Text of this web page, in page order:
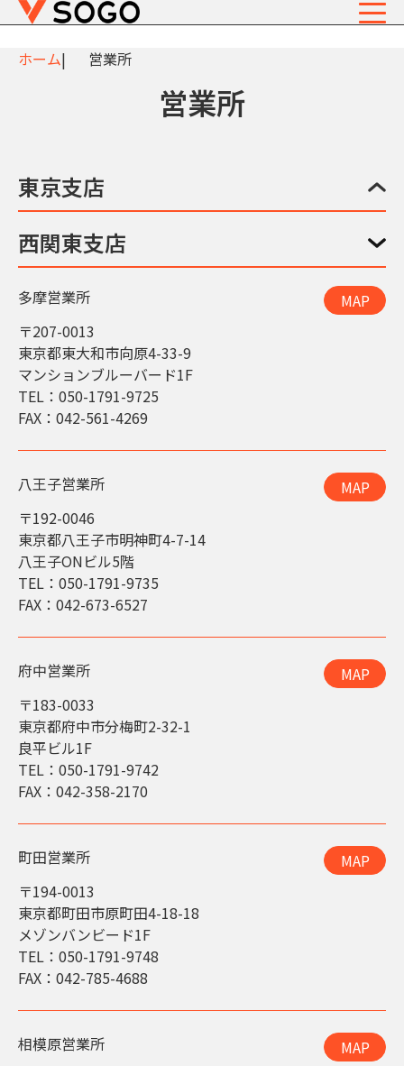
ホーム 営業所
営業所
東京支店
西関東支店
多摩営業所
MAP
〒207-0013
東京都東大和市向原4-33-9
マンションブルーバード1F
TEL：050-1791-9725
FAX：042-561-4269
八王子営業所
MAP
〒192-0046
東京都八王子市明神町4-7-14
八王子ONビル5階
TEL：050-1791-9735
FAX：042-673-6527
府中営業所
MAP
〒183-0033
東京都府中市分梅町2-32-1
良平ビル1F
TEL：050-1791-9742
FAX：042-358-2170
町田営業所
MAP
〒194-0013
東京都町田市原町田4-18-18
メゾンバンビード1F
TEL：050-1791-9748
FAX：042-785-4688
相模原営業所
MAP